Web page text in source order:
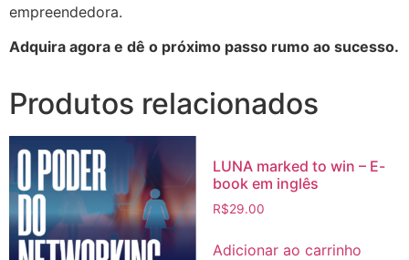
empreendedora.
Adquira agora e dê o próximo passo rumo ao sucesso.
Produtos relacionados
LUNA marked to win – E-
book em inglês
R$29.00
Adicionar ao carrinho